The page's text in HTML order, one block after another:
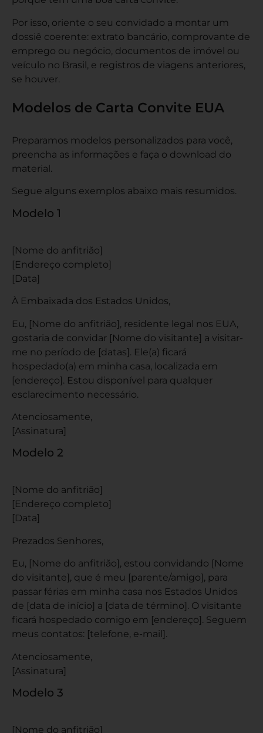
Por isso, oriente o seu convidado a montar um
dossiê coerente: extrato bancário, comprovante de
emprego ou negócio, documentos de imóvel ou
veículo no Brasil, e registros de viagens anteriores,
se houver.
Modelos de Carta Convite EUA
Preparamos modelos personalizados para você,
preencha as informações e faça o download do
material.
Segue alguns exemplos abaixo mais resumidos.
Modelo 1
[Nome do anfitrião]
[Endereço completo]
[Data]
À Embaixada dos Estados Unidos,
Eu, [Nome do anfitrião], residente legal nos EUA,
gostaria de convidar [Nome do visitante] a visitar-
me no período de [datas]. Ele(a) ficará
hospedado(a) em minha casa, localizada em
[endereço]. Estou disponível para qualquer
esclarecimento necessário.
Atenciosamente,
[Assinatura]
Modelo 2
[Nome do anfitrião]
[Endereço completo]
[Data]
Prezados Senhores,
Eu, [Nome do anfitrião], estou convidando [Nome
do visitante], que é meu [parente/amigo], para
passar férias em minha casa nos Estados Unidos
de [data de início] a [data de término]. O visitante
ficará hospedado comigo em [endereço]. Seguem
meus contatos: [telefone, e-mail].
Atenciosamente,
[Assinatura]
Modelo 3
[Nome do anfitrião]